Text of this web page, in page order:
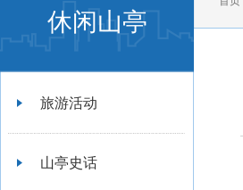
休闲山亭
旅游活动
山亭史话